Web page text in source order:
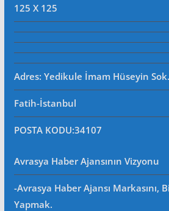
125 X 125
Adres: Yedikule İmam Hüseyin
Fatih-İstanbul
POSTA KODU:34107
Avrasya Haber Ajansının Vizyonu
-Avrasya Haber Ajansı Markasını,
Yapmak.